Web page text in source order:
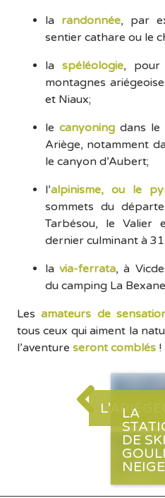
la randonnée, par
sentier cathare ou le
la spéléologie, pour
montagnes
et Niaux;
lecanyoning dans le
Ariège, notamment
le canyon d’Aubert;
l’alpinisme, ou le
sommets du
Tarbésou, le Valier
dernier culminant à
lavia-ferrata, à
du camping La
Lesamateurs de
tous ceux qui aiment la
l’aventure seront comblés !
LA
DE SKI
NEIGE